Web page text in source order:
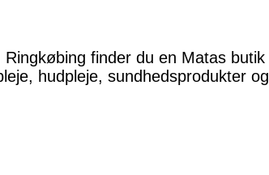
finder du en Matas butik
hudpleje, sundhedsprodukter og